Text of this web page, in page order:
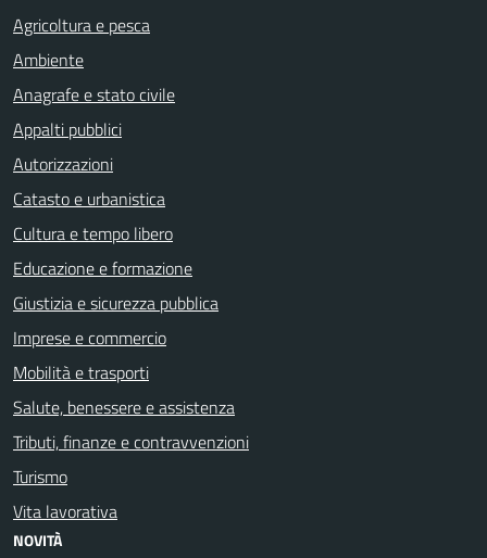
Agricoltura e pesca
Ambiente
Anagrafe e stato civile
Appalti pubblici
Autorizzazioni
Catasto e urbanistica
Cultura e tempo libero
Educazione e formazione
Giustizia e sicurezza pubblica
Imprese e commercio
Mobilità e trasporti
Salute, benessere e assistenza
Tributi, finanze e contravvenzioni
Turismo
Vita lavorativa
NOVITÀ